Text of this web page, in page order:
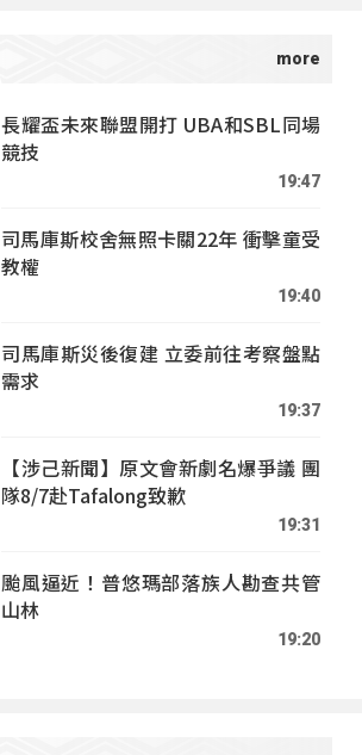
長耀盃未來聯盟開打 UBA和SBL同場
競技
19:47
司馬庫斯校舍無照卡關22年 衝擊童受
教權
19:40
司馬庫斯災後復建 立委前往考察盤點
需求
19:37
【涉己新聞】原文會新劇名爆爭議 團
隊8/7赴Tafalong致歉
19:31
颱風逼近！普悠瑪部落族人勘查共管
山林
19:20